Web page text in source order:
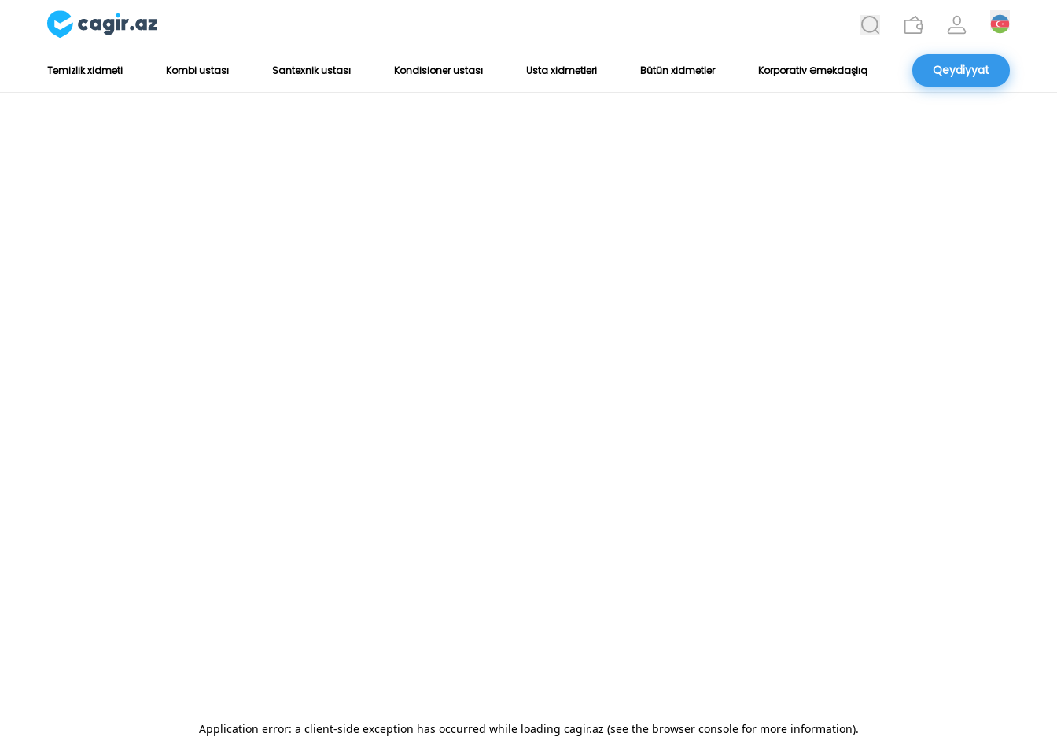
Təmizlik xidməti Kombi ustası Santexnik ustası Kondisioner ustası Usta xidmətləri Bütün xidmətlər Korporativ Əməkdaşlıq Qeydiyyat
Application error: a client-side exception has occurred while loading cagir.az (see the browser console for more information).